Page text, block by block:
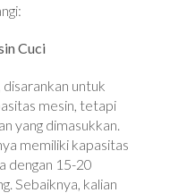
Cuci
untuk
mesin, tetapi
yang dimasukkan.
memiliki kapasitas
dengan 15-20
Sebaiknya, kalian